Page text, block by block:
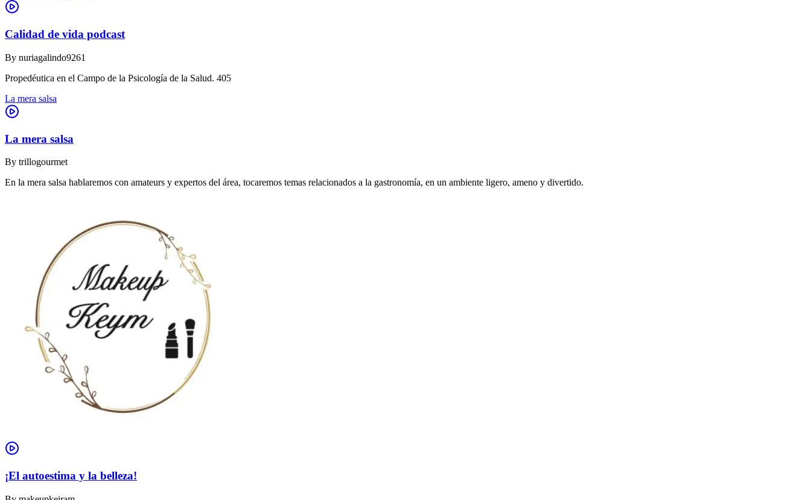
Calidad de vida podcast
By nuriagalindo9261
Propedéutica en el Campo de la Psicología de la Salud. 405
La mera salsa
La mera salsa
By trillogourmet
En la mera salsa hablaremos con amateurs y expertos del área, tocaremos temas relacionados a la gastronomía, en un ambiente ligero, ameno y divertido.
¡El autoestima y la belleza!